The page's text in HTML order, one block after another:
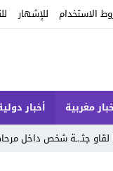
الاستخدام للإشهار
مغربية أخبار
لقاو جثـ.ـة شخص داخل